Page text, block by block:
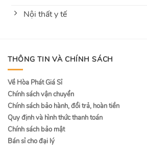
Nội thất y tế
THÔNG TIN VÀ CHÍNH SÁCH
Về Hòa Phát Giá Sỉ
Chính sách vận chuyển
Chính sách bảo hành, đổi trả, hoàn tiền
Quy định và hình thức thanh toán
Chính sách bảo mật
Bán sỉ cho đại lý